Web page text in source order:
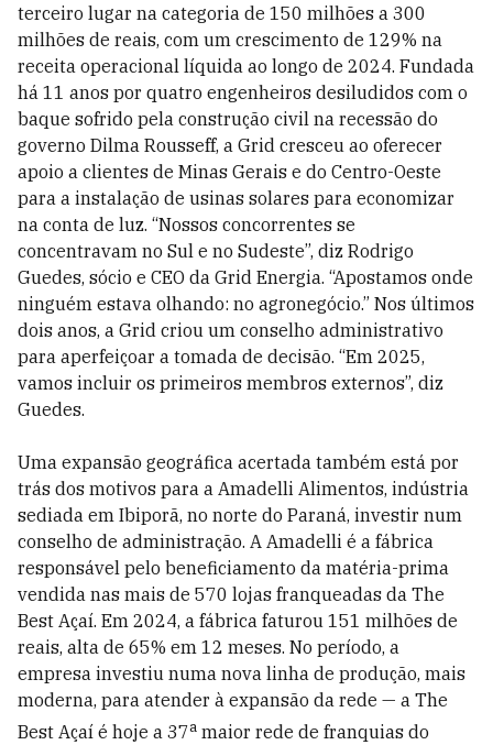
terceiro lugar na categoria de 150 milhões a 300
milhões de reais, com um crescimento de 129% na
receita operacional líquida ao longo de 2024. Fundada
há 11 anos por quatro engenheiros desiludidos com o
baque sofrido pela construção civil na recessão do
governo Dilma Rousseff, a Grid cresceu ao oferecer
apoio a clientes de Minas Gerais e do Centro-Oeste
para a instalação de usinas solares para economizar
na conta de luz. “Nossos concorrentes se
concentravam no Sul e no Sudeste”, diz Rodrigo
Guedes, sócio e CEO da Grid Energia. “Apostamos onde
ninguém estava olhando: no agronegócio.” Nos últimos
dois anos, a Grid criou um conselho administrativo
para aperfeiçoar a tomada de decisão. “Em 2025,
vamos incluir os primeiros membros externos”, diz
Guedes.
Uma expansão geográfica acertada também está por
trás dos motivos para a Amadelli Alimentos, indústria
sediada em Ibiporã, no norte do Paraná, investir num
conselho de administração. A Amadelli é a fábrica
responsável pelo beneficiamento da matéria-prima
vendida nas mais de 570 lojas franqueadas da The
Best Açaí. Em 2024, a fábrica faturou 151 milhões de
reais, alta de 65% em 12 meses. No período, a
empresa investiu numa nova linha de produção, mais
moderna, para atender à expansão da rede — a The
Best Açaí é hoje a 37a maior rede de franquias do